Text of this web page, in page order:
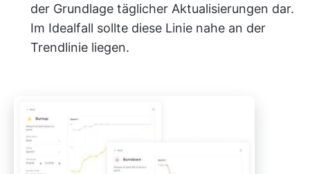
der Grundlage täglicher Aktualisierungen dar.
Im Idealfall sollte diese Linie nahe an der
Trendlinie liegen.